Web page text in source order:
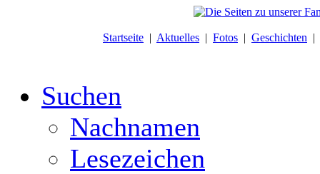
Startseite | Aktuelles | Fotos | Geschichten |
Suchen
Nachnamen
Lesezeichen